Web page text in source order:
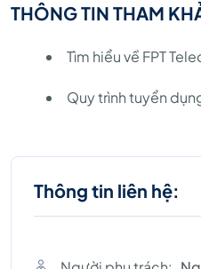
THÔNG TIN THAM
Tìm hiểu về FPT
Quy trình tuyển
Thông tin liên hệ: